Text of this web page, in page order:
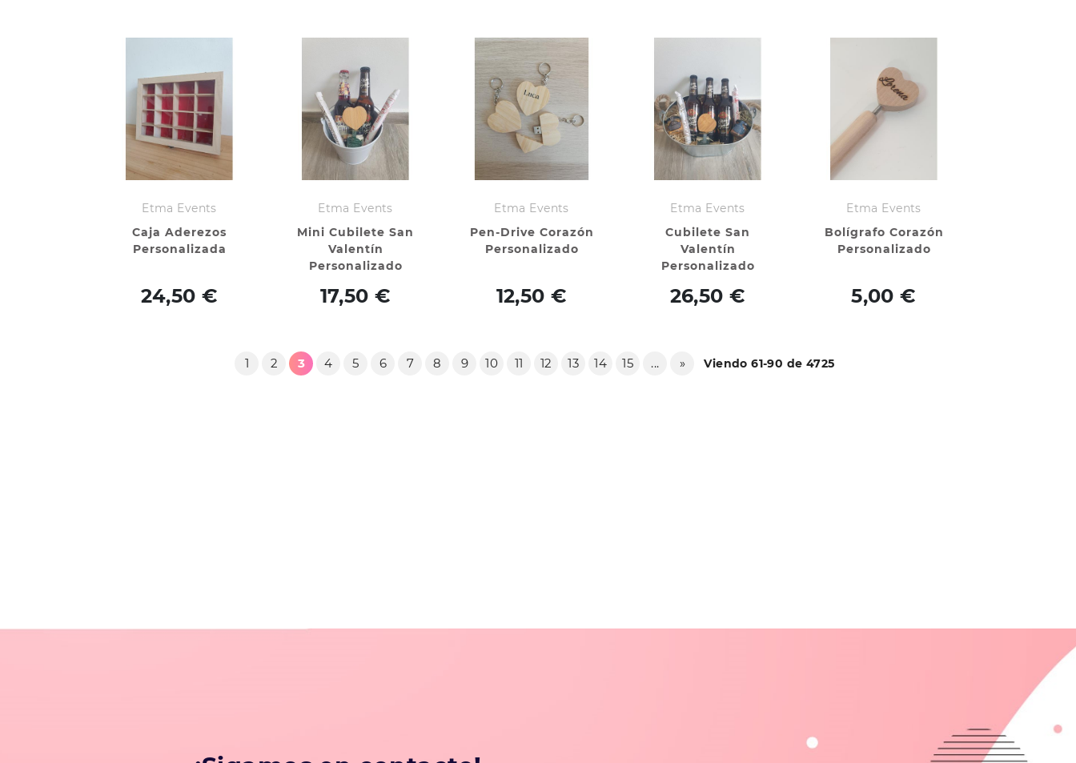
Etma Events
Caja Aderezos
Personalizada
24,50 €
Etma Events
Mini Cubilete San
Valentín
Personalizado
17,50 €
Etma Events
Pen-Drive Corazón
Personalizado
12,50 €
Etma Events
Cubilete San
Valentín
Personalizado
26,50 €
Etma Events
Bolígrafo Corazón
Personalizado
5,00 €
1 2 3 4 5 6 7 8 9 10 11 12 13 14 15 ... » Viendo 61-90 de 4725